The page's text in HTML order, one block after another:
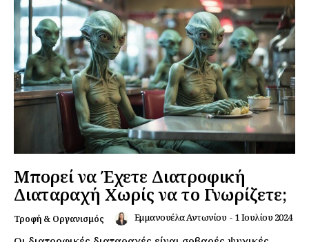
Μπορεί να Έχετε Διατροφική
Διαταραχή Χωρίς να το Γνωρίζετε;
Τροφή & Οργανισμός Εμμανουέλα Αντωνίου - 1 Ιουλίου 2024